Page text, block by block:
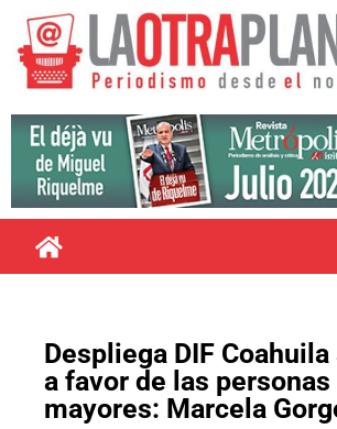
Despliega DIF
a favor de las
mayores: Marcela